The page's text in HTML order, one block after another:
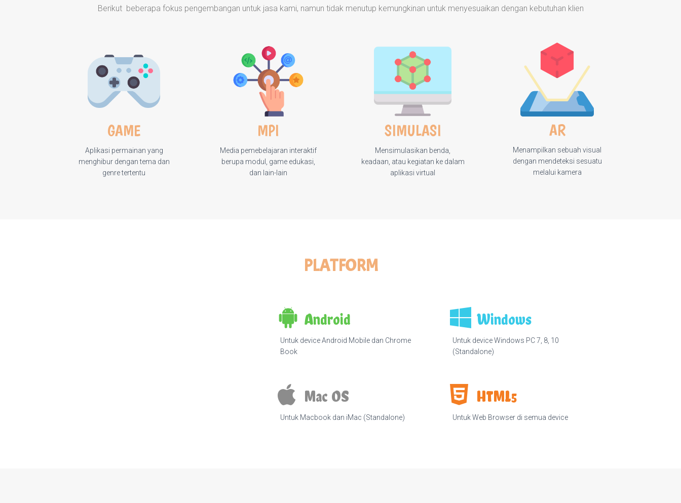
Berikut beberapa fokus pengembangan untuk jasa kami, namun tidak menutup kemungkinan untuk menyesuaikan dengan kebutuhan klien
GAME
Aplikasi permainan yang
menghibur dengan tema dan
genre tertentu
MPI
Media pemebelajaran interaktif
berupa modul, game edukasi,
dan lain-lain
SIMULASI
Mensimulasikan benda,
keadaan, atau kegiatan ke dalam
aplikasi virtual
AR
Menampilkan sebuah visual
dengan mendeteksi sesuatu
melalui kamera
PLATFORM
Android
Untuk device Android Mobile dan Chrome
Book
Windows
Untuk device Windows PC 7, 8, 10
(Standalone)
Mac OS
Untuk Macbook dan iMac (Standalone)
HTML5
Untuk Web Browser di semua device